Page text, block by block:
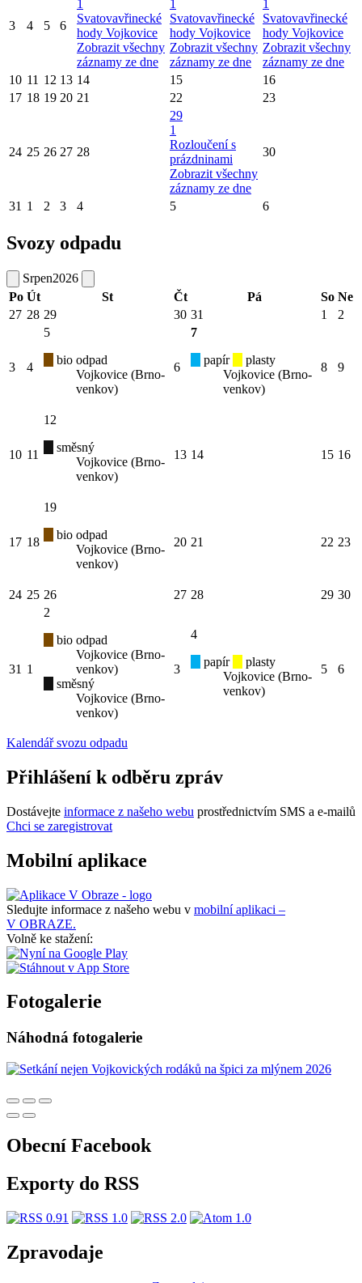
3 4 5 6
1
Svatovavřinecké
hody Vojkovice
Zobrazit všechny
záznamy ze dne
1
Svatovavřinecké
hody Vojkovice
Zobrazit všechny
záznamy ze dne
1
Svatovavřinecké
hody Vojkovice
Zobrazit všechny
záznamy ze dne
10 11 12 13 14 15
16
17 18 19 20 21 22 23
24 25 26 27 28
29
1
Rozloučení s
prázdninami
Zobrazit všechny
záznamy ze dne
30
31 1 2 3 4 5 6
Svozy odpadu
Srpen2026
Po Út St Čt Pá So Ne
27 28 29 30 31 1 2
3 4
5
bio odpad
Vojkovice (Brno-
venkov)
6
7
papír
plasty
Vojkovice (Brno-
venkov)
8 9
10 11
12
směsný
Vojkovice (Brno-
venkov)
13 14 15 16
17 18
19
bio odpad
Vojkovice (Brno-
venkov)
20 21 22 23
24 25 26 27 28 29 30
31 1
2
bio odpad
Vojkovice (Brno-
venkov)
směsný
Vojkovice (Brno-
venkov)
3
4
papír
plasty
Vojkovice (Brno-
venkov)
5 6
Kalendář svozu odpadu
Přihlášení k odběru zpráv
Dostávejte informace z našeho webu prostřednictvím SMS a e-mailů
Chci se zaregistrovat
Mobilní aplikace
Sledujte informace z našeho webu v mobilní aplikaci –
V OBRAZE.
Volně ke stažení:
Fotogalerie
Náhodná fotogalerie
Obecní Facebook
Exporty do RSS
Zpravodaje